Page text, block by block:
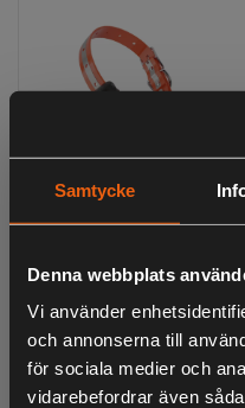
Samtycke
Denna webbplats
Vi använder
och annonserna till
för sociala medier och
vidarebefordrar även
4 999:-
inklusive moms